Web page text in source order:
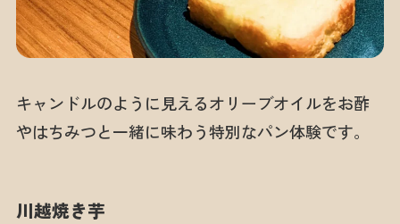
キャンドルのように見えるオリーブオイルをお酢
やはちみつと一緒に味わう特別なパン体験です。
川越焼き芋